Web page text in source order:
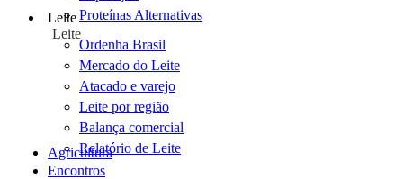
Proteínas Alternativas
Leite
Leite
Ordenha Brasil
Mercado do Leite
Atacado e varejo
Leite por região
Balança comercial
Relatório de Leite
Agricultura
Encontros